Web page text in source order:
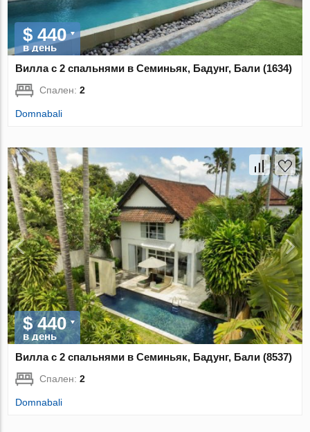
$ 440
в день
Вилла с 2 спальнями в Семиньяк, Бадунг, Бали (1634)
Спален:2
Domnabali
$ 440
в день
Вилла с 2 спальнями в Семиньяк, Бадунг, Бали (8537)
Спален:2
Domnabali